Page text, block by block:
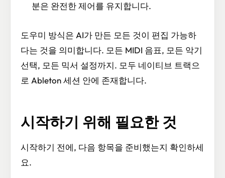
분은 완전한 제어를 유지합니다.
도우미 방식은 AI가 만든 모든 것이 편집 가능하
다는 것을 의미합니다. 모든 MIDI 음표, 모든 악기
선택, 모든 믹서 설정까지. 모두 네이티브 트랙으
로 Ableton 세션 안에 존재합니다.
시작하기 위해 필요한 것
시작하기 전에, 다음 항목을 준비했는지 확인하세
요.